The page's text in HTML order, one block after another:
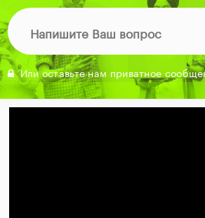
Или оставьте нам приватное